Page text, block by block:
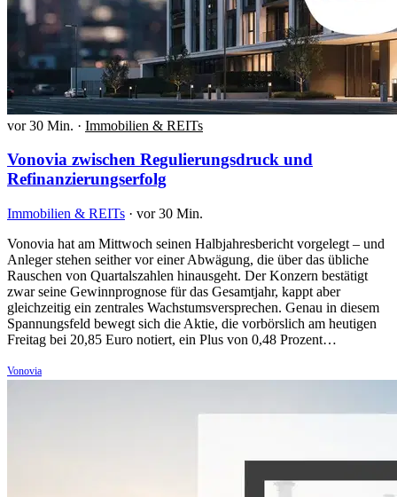
vor 30 Min. · Immobilien & REITs
Vonovia zwischen Regulierungsdruck und
Refinanzierungserfolg
Immobilien & REITs · vor 30 Min.
Vonovia hat am Mittwoch seinen Halbjahresbericht vorgelegt – und
Anleger stehen seither vor einer Abwägung, die über das übliche
Rauschen von Quartalszahlen hinausgeht. Der Konzern bestätigt
zwar seine Gewinnprognose für das Gesamtjahr, kappt aber
gleichzeitig ein zentrales Wachstumsversprechen. Genau in diesem
Spannungsfeld bewegt sich die Aktie, die vorbörslich am heutigen
Freitag bei 20,85 Euro notiert, ein Plus von 0,48 Prozent…
Vonovia